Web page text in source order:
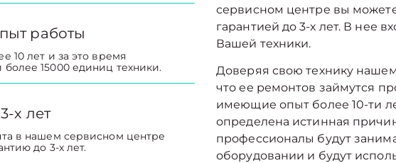
работы
10 лет и за это время
15000 единиц техники.
х лет
в нашем сервисном центре
до 3-х лет.
сервисном центре вы
гарантией до 3-х лет. В нее
Вашей техники.
Доверяя свою технику
что ее ремонтов займутся
имеющие опыт более 10-ти
определена истинная
профессионалы будут
оборудовании и будут